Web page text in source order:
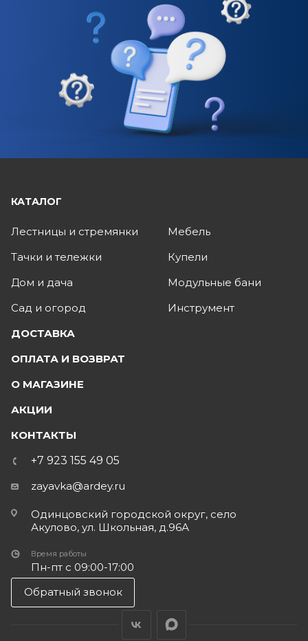
КАТАЛОГ
Лестницы и стремянки
Тачки и тележки
Дом и дача
Сад и огород
Мебель
Купели
Модульные бани
Инструмент
ДОСТАВКА
ОПЛАТА И ВОЗВРАТ
О МАГАЗИНЕ
АКЦИИ
КОНТАКТЫ
+7 923 155 49 05
zayavka@ardey.ru
Одинцовский городской округ, село
Акулово, ул. Школьная, д.96А
Время работы
Пн-пт с 09:00-17:00
Обратный звонок